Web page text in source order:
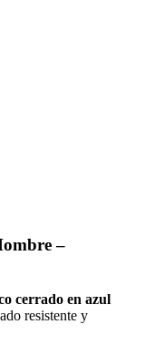
–
cerrado en azul
resistente y